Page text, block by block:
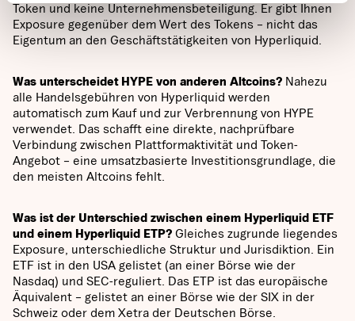
Token und keine Unternehmensbeteiligung. Er gibt Ihnen
Exposure gegenüber dem Wert des Tokens – nicht das
Eigentum an den Geschäftstätigkeiten von Hyperliquid.
Was unterscheidet HYPE von anderen Altcoins? Nahezu
alle Handelsgebühren von Hyperliquid werden
automatisch zum Kauf und zur Verbrennung von HYPE
verwendet. Das schafft eine direkte, nachprüfbare
Verbindung zwischen Plattformaktivität und Token-
Angebot – eine umsatzbasierte Investitionsgrundlage, die
den meisten Altcoins fehlt.
Was ist der Unterschied zwischen einem Hyperliquid ETF
und einem Hyperliquid ETP? Gleiches zugrunde liegendes
Exposure, unterschiedliche Struktur und Jurisdiktion. Ein
ETF ist in den USA gelistet (an einer Börse wie der
Nasdaq) und SEC-reguliert. Das ETP ist das europäische
Äquivalent – gelistet an einer Börse wie der SIX in der
Schweiz oder dem Xetra der Deutschen Börse.